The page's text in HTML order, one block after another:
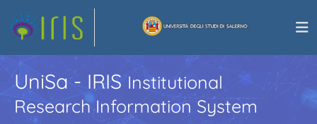
UniSa - IRISInstitutional
Research Information System